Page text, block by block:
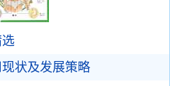
状及发展策略